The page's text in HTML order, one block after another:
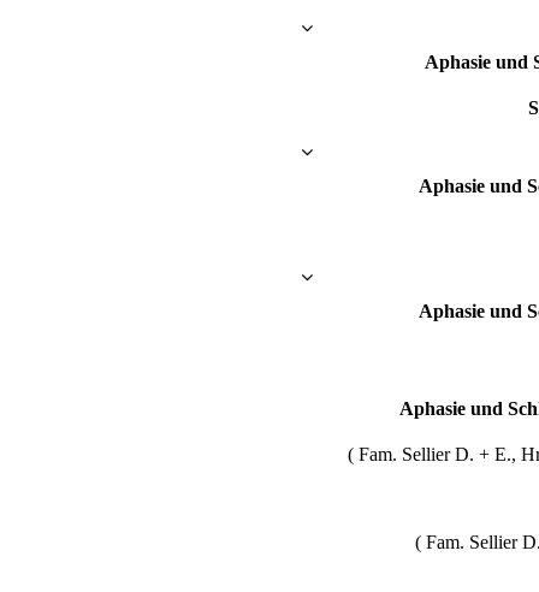
Aphasie und
Aphasie und
Aphasie und
Aphasie und
( Fam. Sellier D. + E.,
( Fam. Sellier